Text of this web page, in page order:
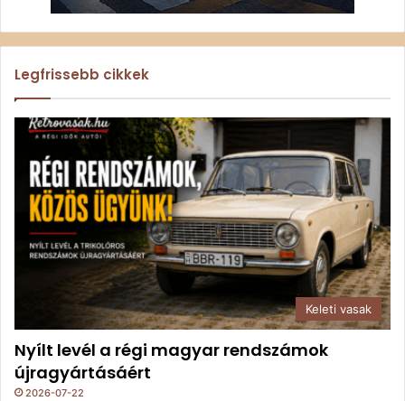
Legfrissebb cikkek
Keleti vasak
Nyílt levél a régi magyar rendszámok
újragyártásáért
2026-07-22